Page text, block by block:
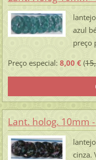
azul
preço
Preço especial: 8,00 €(
Lant. holog. 10mm
cinza.